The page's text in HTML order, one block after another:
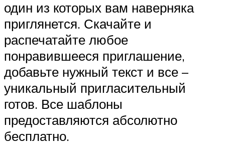
один из которых вам наверняка
приглянется. Скачайте и
распечатайте любое
понравившееся приглашение,
добавьте нужный текст и все –
уникальный пригласительный
готов. Все шаблоны
предоставляются абсолютно
бесплатно.